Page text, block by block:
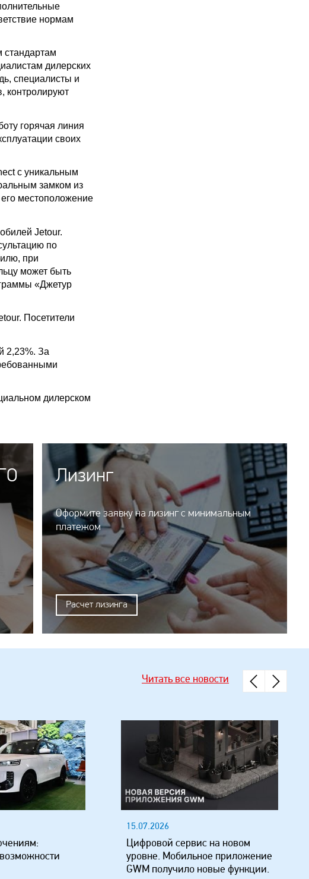
нормам
стандартам
дилерских
специалисты и
контролируют
горячая линия
своих
с уникальным
замком из
местоположение
Jetour.
по
при
может быть
«Джетур
Посетители
2,23%. За
дилерском
Лизинг
Оформите заявку на лизинг с минимальным
платежом
Расчет лизинга
Читать все новости
15.07.2026
Цифровой сервис на новом
уровне. Мобильное приложение
GWM получило новые функции.